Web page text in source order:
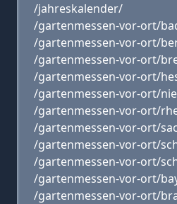
/jahreskalender/
/gartenmessen-vor-ort/
/gartenmessen-vor-ort/
/gartenmessen-vor-ort/
/gartenmessen-vor-ort/
/gartenmessen-vor-ort/
/gartenmessen-vor-ort/
/gartenmessen-vor-ort/
/gartenmessen-vor-ort/
/gartenmessen-vor-ort/
/gartenmessen-vor-ort/
/gartenmessen-vor-ort/